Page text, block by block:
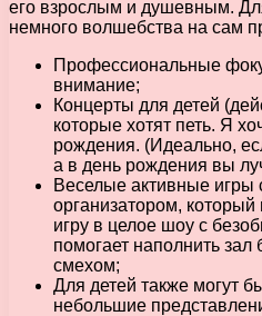
его взрослым и душевным.
немного волшебства на сам
Профессиональные
внимание;
Концерты для детей
которые хотят петь. Я
рождения. (Идеально,
а в день рождения вы
Веселые активные
организатором,
игру в целое шоу с
помогает наполнить зал
смехом;
Для детей также могут
небольшие